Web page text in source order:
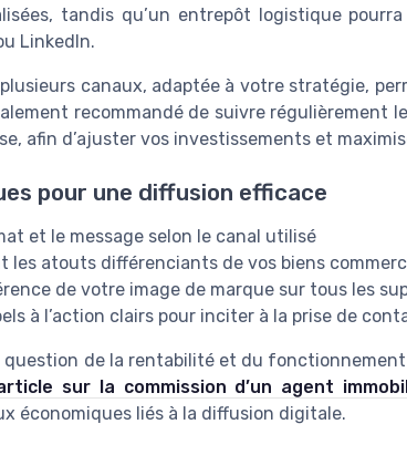
tandis qu’un entrepôt logistique
LinkedIn.
canaux, adaptée à votre stratégie,
recommandé de suivre régulièrement
afin d’ajuster vos investissements et
pour une diffusion efficace
et le message selon le canal utilisé
les atouts différenciants de vos biens
de votre image de marque sur tous les
à l’action clairs pour inciter à la prise de
question de la rentabilité et du
sur la commission d’un agent
économiques liés à la diffusion digitale.